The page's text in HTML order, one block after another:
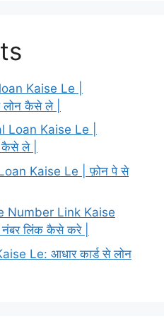
Kaise Le |
कैसे ले |
Loan Kaise Le |
ले |
Kaise Le | फ़ोन पे से
Number Link Kaise
नंबर लिंक कैसे करे |
Le: आधार कार्ड से लोन